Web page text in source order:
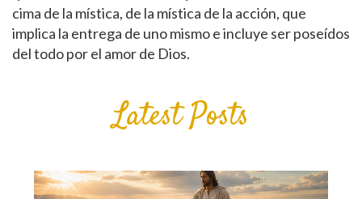
cima de la mística, de la mística de la acción, que
implica la entrega de uno mismo e incluye ser poseídos
del todo por el amor de Dios.
Latest Posts